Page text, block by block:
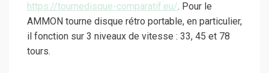
https://tournedisque-comparatif.eu/. Pour le
AMMON tourne disque rétro portable, en particulier,
il fonction sur 3 niveaux de vitesse : 33, 45 et 78
tours.